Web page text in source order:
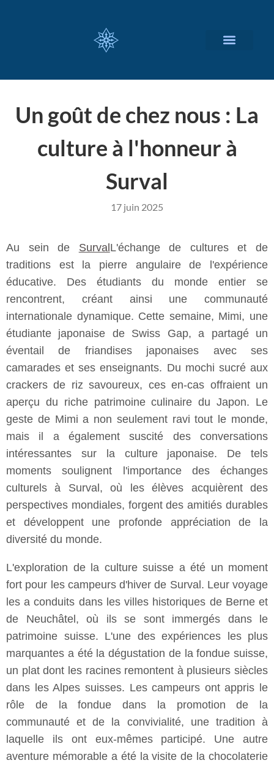
Un goût de chez nous : La
culture à l'honneur à
Surval
17 juin 2025
Au sein de Surval L'échange de cultures et de
traditions est la pierre angulaire de l'expérience
éducative. Des étudiants du monde entier se
rencontrent, créant ainsi une communauté
internationale dynamique. Cette semaine, Mimi, une
étudiante japonaise de Swiss Gap, a partagé un
éventail de friandises japonaises avec ses
camarades et ses enseignants. Du mochi sucré aux
crackers de riz savoureux, ces en-cas offraient un
aperçu du riche patrimoine culinaire du Japon. Le
geste de Mimi a non seulement ravi tout le monde,
mais il a également suscité des conversations
intéressantes sur la culture japonaise. De tels
moments soulignent l'importance des échanges
culturels à Surval, où les élèves acquièrent des
perspectives mondiales, forgent des amitiés durables
et développent une profonde appréciation de la
diversité du monde.
L'exploration de la culture suisse a été un moment
fort pour les campeurs d'hiver de Surval. Leur voyage
les a conduits dans les villes historiques de Berne et
de Neuchâtel, où ils se sont immergés dans le
patrimoine suisse. L'une des expériences les plus
marquantes a été la dégustation de la fondue suisse,
un plat dont les racines remontent à plusieurs siècles
dans les Alpes suisses. Les campeurs ont appris le
rôle de la fondue dans la promotion de la
communauté et de la convivialité, une tradition à
laquelle ils ont eux-mêmes participé. Une autre
aventure mémorable a été la visite de la chocolaterie